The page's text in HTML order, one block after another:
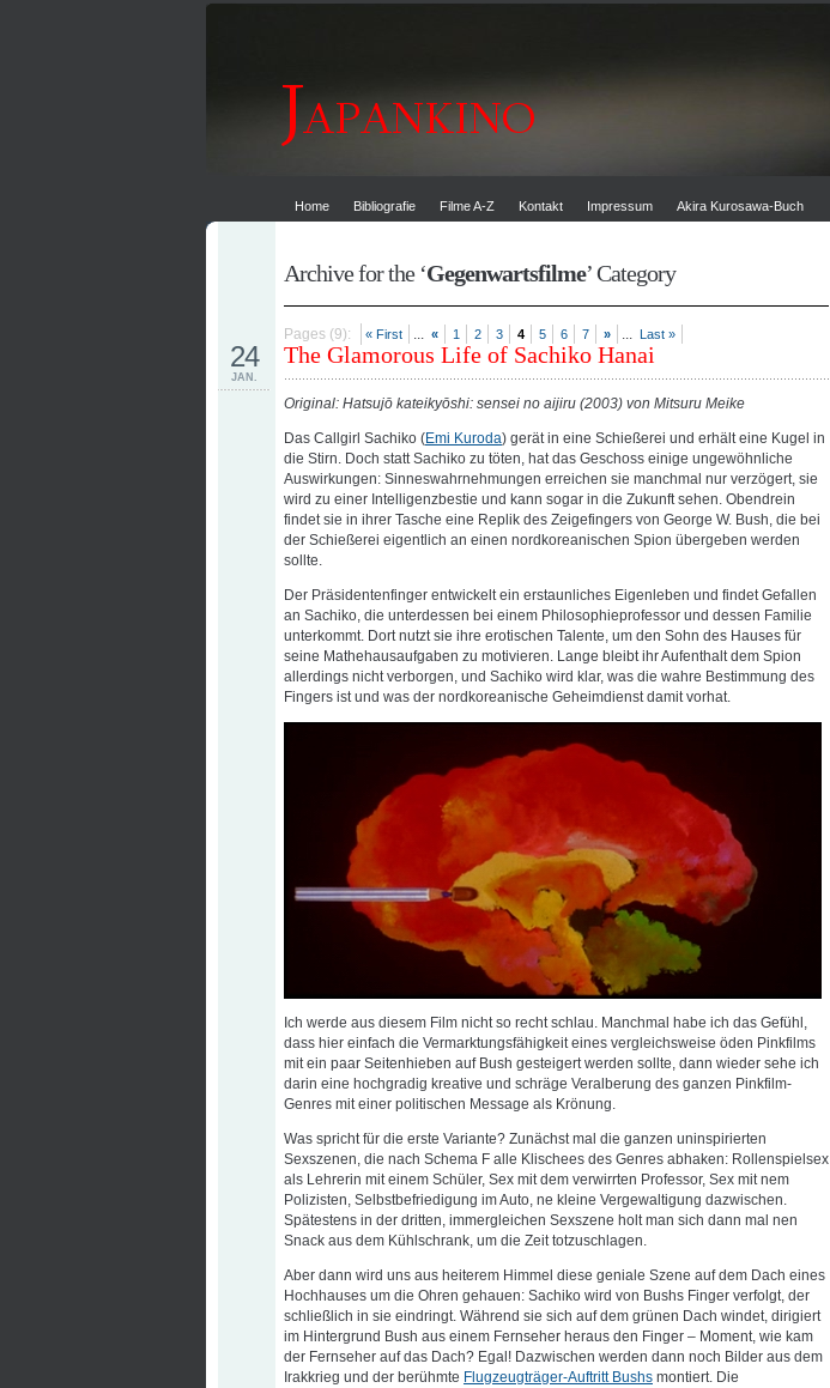
Home Bibliografie Filme A-Z Kontakt Impressum Akira Kurosawa-Buch
Archive for the ‘Gegenwartsfilme’ Category
Pages (9): « First ... « 1 2 3 4 5 6 7 » ... Last »
The Glamorous Life of Sachiko Hanai
24
JAN.
Original: Hatsujō kateikyōshi: sensei no aijiru (2003) von Mitsuru Meike
Das Callgirl Sachiko (Emi Kuroda) gerät in eine Schießerei und erhält eine Kugel in
die Stirn. Doch statt Sachiko zu töten, hat das Geschoss einige ungewöhnliche
Auswirkungen: Sinneswahrnehmungen erreichen sie manchmal nur verzögert, sie
wird zu einer Intelligenzbestie und kann sogar in die Zukunft sehen. Obendrein
findet sie in ihrer Tasche eine Replik des Zeigefingers von George W. Bush, die bei
der Schießerei eigentlich an einen nordkoreanischen Spion übergeben werden
sollte.
Der Präsidentenfinger entwickelt ein erstaunliches Eigenleben und findet Gefallen
an Sachiko, die unterdessen bei einem Philosophieprofessor und dessen Familie
unterkommt. Dort nutzt sie ihre erotischen Talente, um den Sohn des Hauses für
seine Mathehausaufgaben zu motivieren. Lange bleibt ihr Aufenthalt dem Spion
allerdings nicht verborgen, und Sachiko wird klar, was die wahre Bestimmung des
Fingers ist und was der nordkoreanische Geheimdienst damit vorhat.
Ich werde aus diesem Film nicht so recht schlau. Manchmal habe ich das Gefühl,
dass hier einfach die Vermarktungsfähigkeit eines vergleichsweise öden Pinkfilms
mit ein paar Seitenhieben auf Bush gesteigert werden sollte, dann wieder sehe ich
darin eine hochgradig kreative und schräge Veralberung des ganzen Pinkfilm-
Genres mit einer politischen Message als Krönung.
Was spricht für die erste Variante? Zunächst mal die ganzen uninspirierten
Sexszenen, die nach Schema F alle Klischees des Genres abhaken: Rollenspielsex
als Lehrerin mit einem Schüler, Sex mit dem verwirrten Professor, Sex mit nem
Polizisten, Selbstbefriedigung im Auto, ne kleine Vergewaltigung dazwischen.
Spätestens in der dritten, immergleichen Sexszene holt man sich dann mal nen
Snack aus dem Kühlschrank, um die Zeit totzuschlagen.
Aber dann wird uns aus heiterem Himmel diese geniale Szene auf dem Dach eines
Hochhauses um die Ohren gehauen: Sachiko wird von Bushs Finger verfolgt, der
schließlich in sie eindringt. Während sie sich auf dem grünen Dach windet, dirigiert
im Hintergrund Bush aus einem Fernseher heraus den Finger – Moment, wie kam
der Fernseher auf das Dach? Egal! Dazwischen werden dann noch Bilder aus dem
Irakkrieg und der berühmte Flugzeugträger-Auftritt Bushs montiert. Die